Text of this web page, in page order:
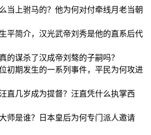
当上驸马的？他为何对付牵线月老当朝
平简介，汉光武帝刘秀是他的直系后代
的谋杀了汉成帝刘骜的子嗣吗？
初期发生的一系列事件，平民为何攻进
直几岁成为提督？汪直凭什么执掌西
师是谁？日本皇后为何专门派人邀请